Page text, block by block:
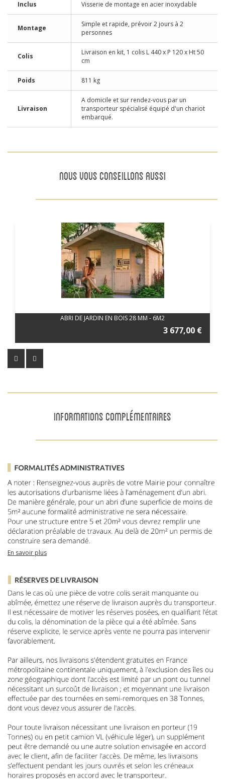
Inclus Visserie de montage en acier inoxydable
Montage
Simple et rapide, prévoir 2 jours à 2
personnes
Colis
Livraison en kit, 1 colis L 440 x P 120 x Ht 50
cm
Poids 811 kg
Livraison
A domicile et sur rendez-vous par un
transporteur spécialisé équipé d'un chariot
embarqué.
NOUS VOUS CONSEILLONS AUSSI
ABRI DE JARDIN EN BOIS 28 MM - 6M2
3 677,00 €
INFORMATIONS COMPLÉMENTAIRES
En savoir plus